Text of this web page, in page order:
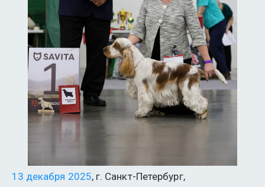
13 декабря 2025, г. Санкт-Петербург,